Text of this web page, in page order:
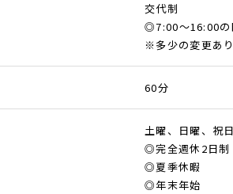
交代制
◎7:00～16:00の
※多少の変更あり
60分
土曜、日曜、祝日
◎完全週休2日制
◎夏季休暇
◎年末年始